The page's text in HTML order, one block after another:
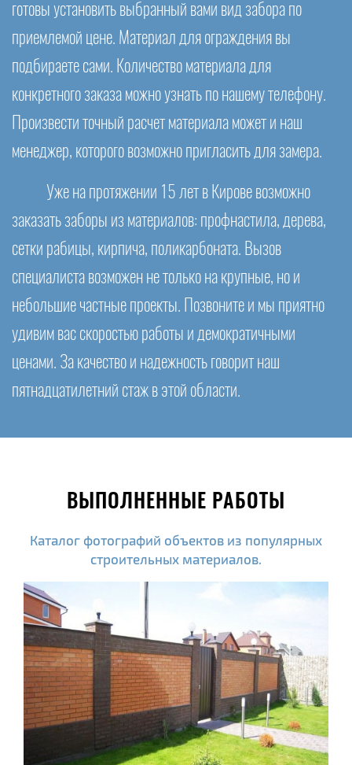
готовы установить выбранный вами вид забора по
приемлемой цене. Материал для ограждения вы
подбираете сами. Количество материала для
конкретного заказа можно узнать по нашему телефону.
Произвести точный расчет материала может и наш
менеджер, которого возможно пригласить для замера.
Уже на протяжении 15 лет в Кирове возможно
заказать заборы из материалов: профнастила, дерева,
сетки рабицы, кирпича, поликарбоната. Вызов
специалиста возможен не только на крупные, но и
небольшие частные проекты. Позвоните и мы приятно
удивим вас скоростью работы и демократичными
ценами. За качество и надежность говорит наш
пятнадцатилетний стаж в этой области.
ВЫПОЛНЕННЫЕ РАБОТЫ
Каталог фотографий объектов из популярных
строительных материалов.